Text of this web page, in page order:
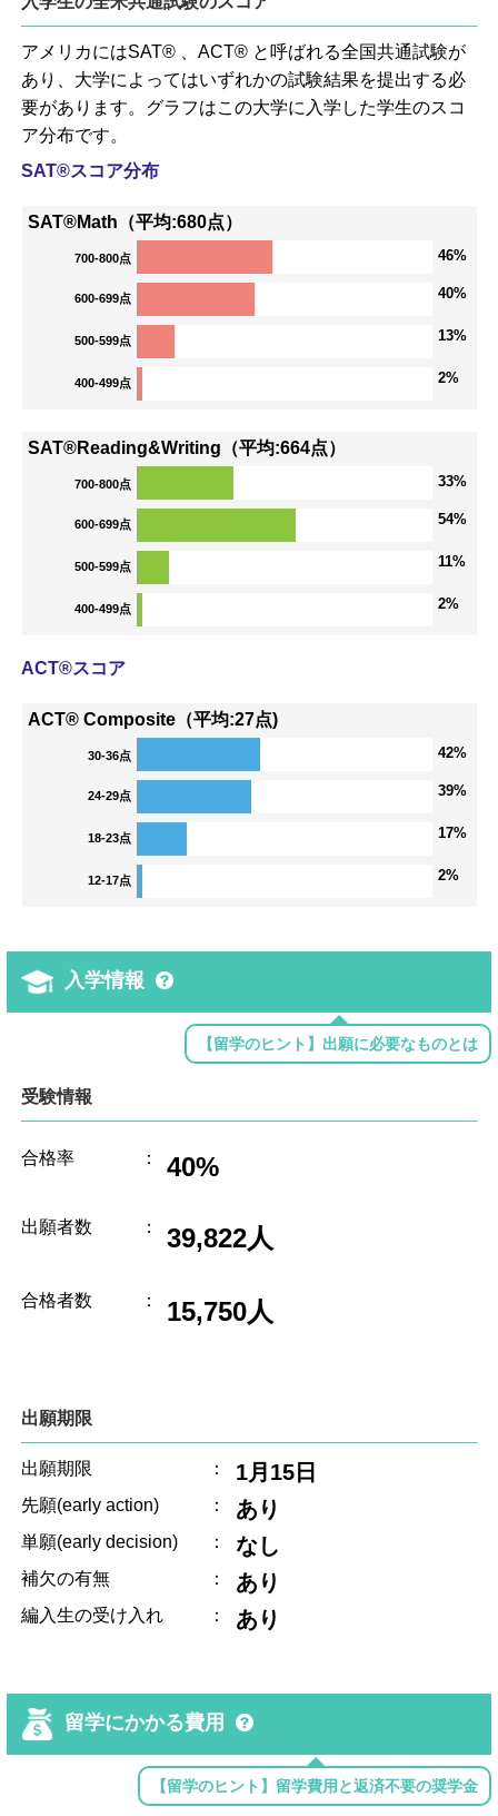
アメリカにはSAT® 、ACT® と呼ばれる全国共通試験が
あり、大学によってはいずれかの試験結果を提出する必
要があります。グラフはこの大学に入学した学生のスコ
ア分布です。
SAT®スコア分布
SAT®Math（平均:680点）
700-800点 46%
600-699点 40%
500-599点 13%
400-499点 2%
SAT®Reading&Writing（平均:664点）
700-800点 33%
600-699点 54%
500-599点 11%
400-499点 2%
ACT®スコア
ACT® Composite（平均:27点)
30-36点 42%
24-29点 39%
18-23点 17%
12-17点 2%
入学情報
【留学のヒント】出願に必要なものとは
受験情報
合格率 ： 40%
出願者数 ： 39,822人
合格者数 ： 15,750人
出願期限
出願期限 ： 1月15日
先願(early action) ： あり
単願(early decision) ： なし
補欠の有無 ： あり
編入生の受け入れ ： あり
留学にかかる費用
【留学のヒント】留学費用と返済不要の奨学金